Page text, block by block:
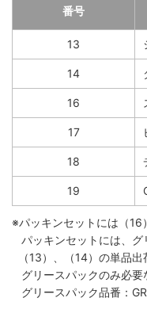
番号
13
14
16
17
18
19
※パッキンセットには（16
パッキンセットには、グ
（13）、（14）の単品
グリースパックのみ必要
グリースパック品番：